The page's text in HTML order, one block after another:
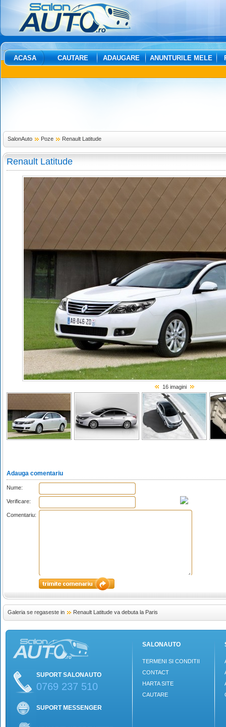
ACASA CAUTARE ADAUGARE ANUNTURILE MELE
SalonAuto Poze Renault Latitude
Renault Latitude
16 imagini
Adauga comentariu
Nume:
Verificare:
Comentariu:
Galeria se regaseste in Renault Latitude va debuta la Paris
SUPORT SALONAUTO
0769 237 510
SUPORT MESSENGER
SALONAUTO
TERMENI SI CONDITII
CONTACT
HARTA SITE
CAUTARE